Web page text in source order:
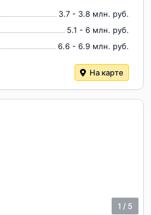
3.7 - 3.8 млн. руб.
5.1 - 6 млн. руб.
6.6 - 6.9 млн. руб.
На карте
1 / 5